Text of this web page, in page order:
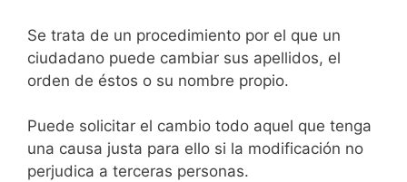
Se trata de un procedimiento por el que un
ciudadano puede cambiar sus apellidos, el
orden de éstos o su nombre propio.
Puede solicitar el cambio todo aquel que tenga
una causa justa para ello si la modificación no
perjudica a terceras personas.